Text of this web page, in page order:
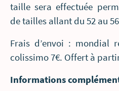
taille sera effectuée
de tailles allant du 52 au
Frais d’envoi : mondial
colissimo 7€. Offert à
Informations